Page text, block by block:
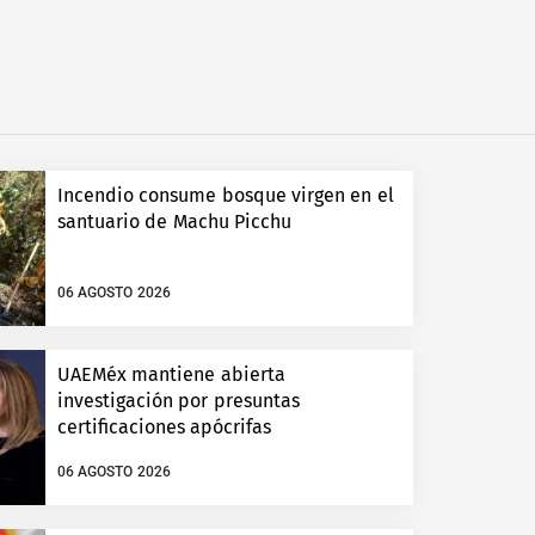
Incendio consume bosque virgen en el
santuario de Machu Picchu
06 AGOSTO 2026
UAEMéx mantiene abierta
investigación por presuntas
certificaciones apócrifas
06 AGOSTO 2026